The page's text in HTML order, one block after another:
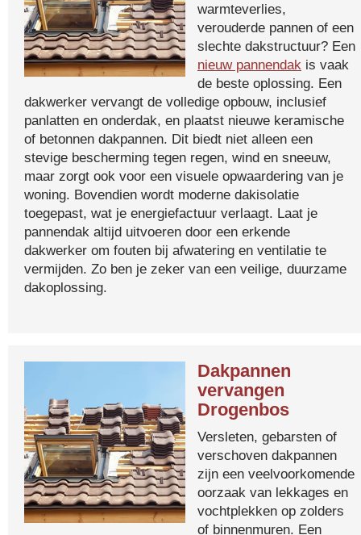
warmteverlies,
verouderde pannen of een
slechte dakstructuur? Een
nieuw pannendak is vaak
de beste oplossing. Een
dakwerker vervangt de volledige opbouw, inclusief
panlatten en onderdak, en plaatst nieuwe keramische
of betonnen dakpannen. Dit biedt niet alleen een
stevige bescherming tegen regen, wind en sneeuw,
maar zorgt ook voor een visuele opwaardering van je
woning. Bovendien wordt moderne dakisolatie
toegepast, wat je energiefactuur verlaagt. Laat je
pannendak altijd uitvoeren door een erkende
dakwerker om fouten bij afwatering en ventilatie te
vermijden. Zo ben je zeker van een veilige, duurzame
dakoplossing.
Dakpannen
vervangen
Drogenbos
Versleten, gebarsten of
verschoven dakpannen
zijn een veelvoorkomende
oorzaak van lekkages en
vochtplekken op zolders
of binnenmuren. Een